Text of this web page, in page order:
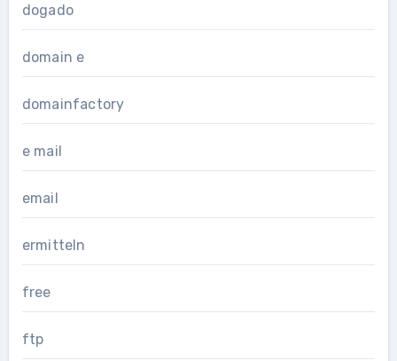
dogado
domain e
domainfactory
e mail
email
ermitteln
free
ftp